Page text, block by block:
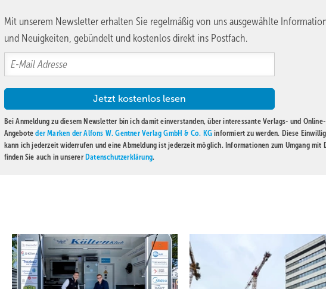
Mit unserem Newsletter erhalten Sie regelmäßig von uns ausgewählte
und Neuigkeiten, gebündelt und kostenlos direkt ins Postfach.
Bei Anmeldung zu diesem Newsletter bin ich damit einverstanden, über interessante Verlags- und Online-
Angeboteder Marken der Alfons W. Gentner Verlag GmbH & Co. KG informiert zu werden. Diese
kann ich jederzeit widerrufen und eine Abmeldung ist jederzeit möglich. Informationen zum Umgang mit
finden Sie auch in unserer Datenschutzerklärung.